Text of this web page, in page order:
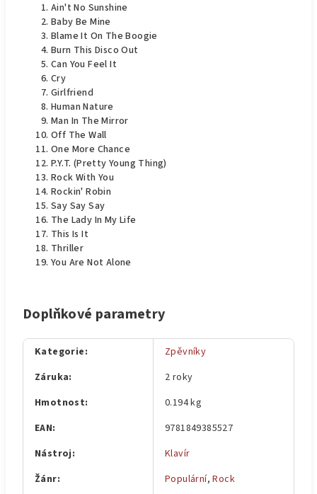
Ain't No Sunshine
Baby Be Mine
Blame It On The Boogie
Burn This Disco Out
Can You Feel It
Cry
Girlfriend
Human Nature
Man In The Mirror
Off The Wall
One More Chance
P.Y.T. (Pretty Young Thing)
Rock With You
Rockin' Robin
Say Say Say
The Lady In My Life
This Is It
Thriller
You Are Not Alone
Doplňkové parametry
Kategorie:
Zpěvníky
Záruka:
2 roky
Hmotnost:
0.194 kg
EAN:
9781849385527
Nástroj:
Klavír
Žánr: Populární,Rock